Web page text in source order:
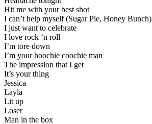
Hit me with your best shot
I can’t help myself (Sugar Pie, Honey Bunch)
I just want to celebrate
I love rock ‘n roll
I’m tore down
I’m your hoochie coochie man
The impression that I get
It’s your thing
Jessica
Layla
Lit up
Loser
Man in the box